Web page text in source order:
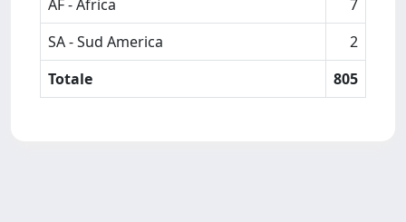
AF - Africa
7
SA - Sud America
2
Totale
805